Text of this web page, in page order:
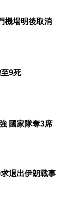
機場明後取消
9死
國家隊奪3席
退出伊朗戰事